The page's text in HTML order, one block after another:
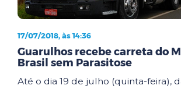
17/07/2018, às 14:36
Guarulhos recebe carreta do
Brasil sem Parasitose
Até o dia 19 de julho (quinta-feira),